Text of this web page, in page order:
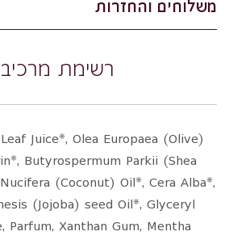
משלוחים והחזרות
רשימת
Juice*, Olea Europaea (Olive)
Butyrospermum Parkii (Shea
(Coconut) Oil*, Cera Alba*,
(Jojoba) seed Oil*, Glyceryl
Parfum, Xanthan Gum, Mentha